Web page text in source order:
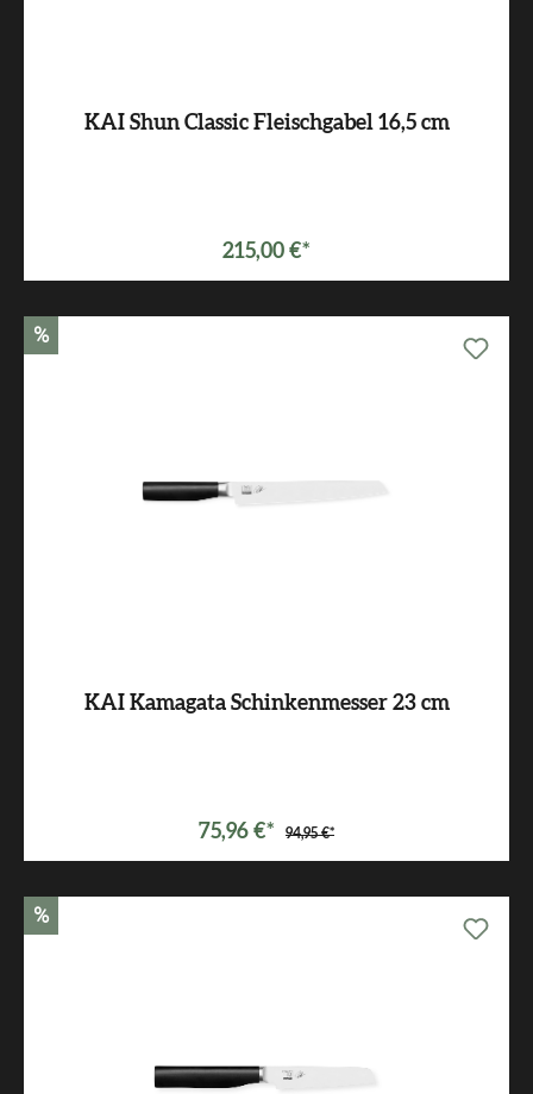
KAI Shun Classic Fleischgabel 16,5 cm
215,00 €*
%
KAI Kamagata Schinkenmesser 23 cm
75,96 €* 94,95 €*
%